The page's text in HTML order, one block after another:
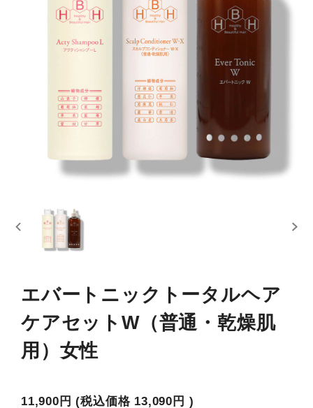
エバートニックトータルヘア
ケアセットW（普通・乾燥肌
用）女性
11,900円 (税込価格 13,090円 )